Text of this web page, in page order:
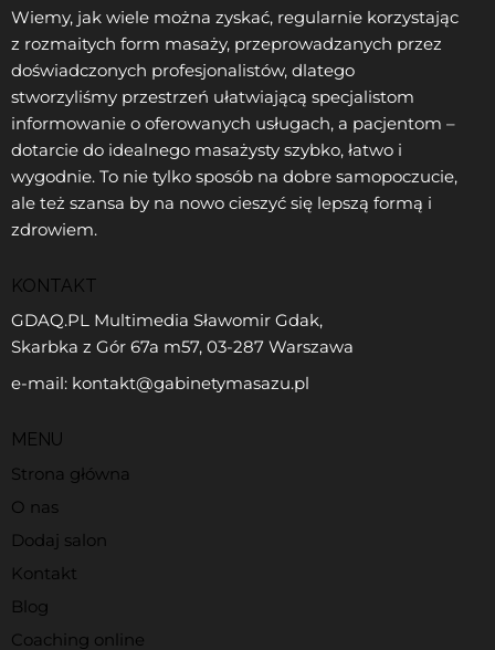
Wiemy, jak wiele można zyskać, regularnie korzystając
z rozmaitych form masaży, przeprowadzanych przez
doświadczonych profesjonalistów, dlatego
stworzyliśmy przestrzeń ułatwiającą specjalistom
informowanie o oferowanych usługach, a pacjentom –
dotarcie do idealnego masażysty szybko, łatwo i
wygodnie. To nie tylko sposób na dobre samopoczucie,
ale też szansa by na nowo cieszyć się lepszą formą i
zdrowiem.
KONTAKT
GDAQ.PL Multimedia Sławomir Gdak,
Skarbka z Gór 67a m57, 03-287 Warszawa
e-mail: kontakt@gabinetymasazu.pl
MENU
Strona główna
O nas
Dodaj salon
Kontakt
Blog
Coaching online